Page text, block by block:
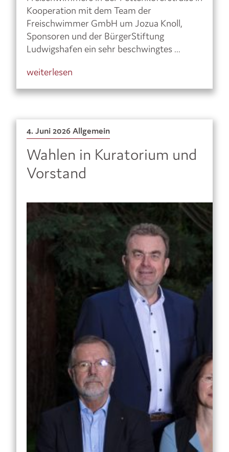
Kooperation mit dem Team der
Freischwimmer GmbH um Jozua Knoll,
Sponsoren und der BürgerStiftung
Ludwigshafen ein sehr beschwingtes ...
weiterlesen
4. Juni 2026Allgemein
Wahlen in Kuratorium und
Vorstand